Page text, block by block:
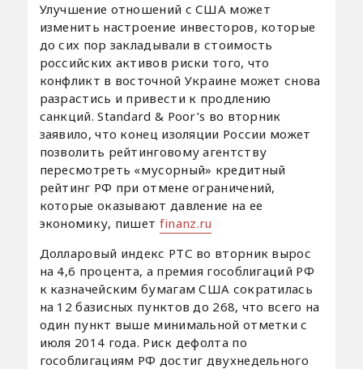
Улучшение отношений с США может
изменить настроение инвесторов, которые
до сих пор закладывали в стоимость
российских активов риски того, что
конфликт в восточной Украине может снова
разрастись и привести к продлению
санкций. Standard & Poor’s во вторник
заявило, что конец изоляции России может
позволить рейтинговому агентству
пересмотреть «мусорный» кредитный
рейтинг РФ при отмене ограничений,
которые оказывают давление на ее
экономику, пишет finanz.ru
Долларовый индекс РТС во вторник вырос
на 4,6 процента, а премия гособлигаций РФ
к казначейским бумагам США сократилась
на 12 базисных пунктов до 268, что всего на
один пункт выше минимальной отметки с
июля 2014 года. Риск дефолта по
гособлигациям РФ достиг двухнедельного